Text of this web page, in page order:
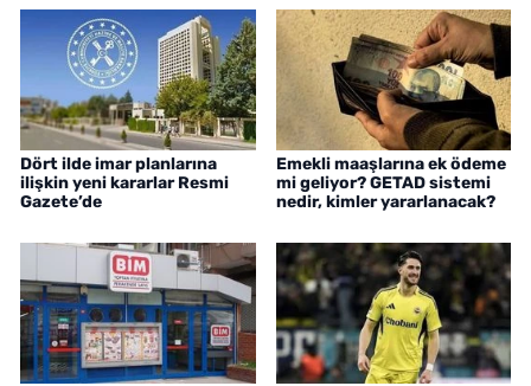
Dört ilde imar planlarına
ilişkin yeni kararlar Resmi
Gazete’de
Emekli maaşlarına ek ödeme
mi geliyor? GETAD sistemi
nedir, kimler yararlanacak?